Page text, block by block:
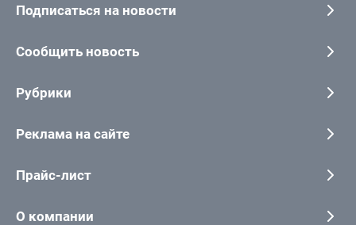
Подписаться на новости
Сообщить новость
Рубрики
Реклама на сайте
Прайс-лист
О компании